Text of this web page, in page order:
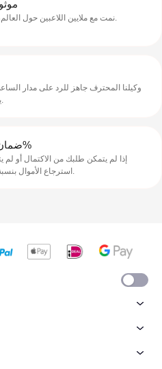
نمت مع ملايين اللاعبين حول العالم، رحلتك هي قصتنا المشتركة.
وكيلنا المحترف جاهز للرد على مدار
يساعدونك في حل أي مشكلة.
ضمان استرجاع الأموال 100%
إذا لم يتمكن طلبك من الاكتمال أو لم
استرجاع الأموال بنسبة 100% لضمان أمان الشراء.